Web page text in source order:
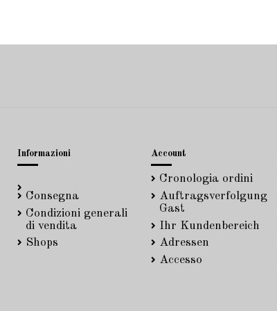
Informazioni
Consegna
Condizioni generali
di vendita
Shops
Account
Cronologia ordini
Auftragsverfolgung
Gast
Ihr Kundenbereich
Adressen
Accesso